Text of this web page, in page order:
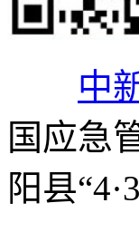
中
国应急
阳县